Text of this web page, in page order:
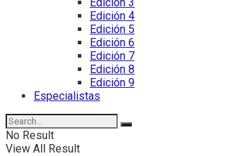
Edición 4
Edición 5
Edición 6
Edición 7
Edición 8
Edición 9
Especialistas
No Result
View All Result